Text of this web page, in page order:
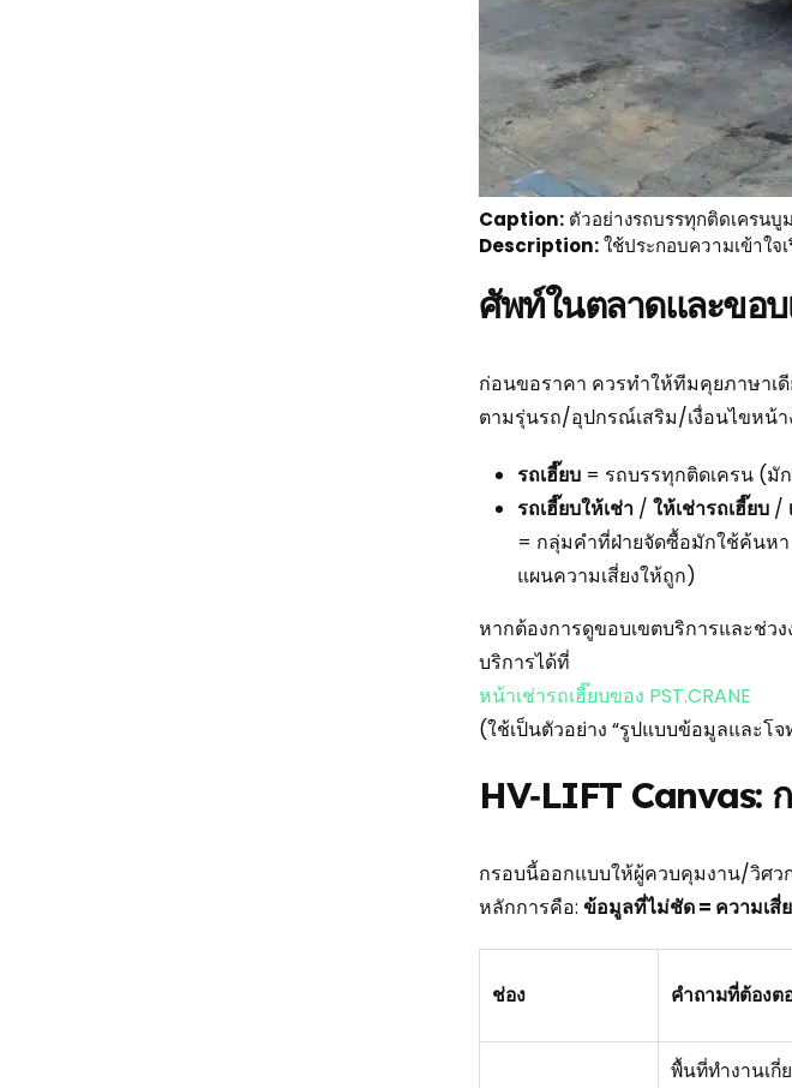
Caption: ตัวอย่างรถบรรทุกติดเครน
Description:ใช้ประกอบความเข้าใจ
ศัพท์ในตลาดและขอบ
ก่อนขอราคา ควรทำให้ทีมคุยภาษาเ
ตามรุ่นรถ/อุปกรณ์เสริม/เงื่อนไขหน้า
รถเฮี๊ยบ = รถบรรทุกติดเครน (มั
รถเฮี๊ยบให้เช่า / ให้เช่ารถเฮี๊ยบ /
= กลุ่มคำที่ฝ่ายจัดซื้อมักใช้ค้นหา
แผนความเสี่ยงให้ถูก)
หากต้องการดูขอบเขตบริการและช่วง
บริการได้ที่
หน้าเช่ารถเฮี๊ยบของ PST.CRANE
(ใช้เป็นตัวอย่าง “รูปแบบข้อมูลและโ
HV‑LIFT Canvas:
กรอบนี้ออกแบบให้ผู้ควบคุมงาน/วิศว
หลักการคือ: ข้อมูลที่ไม่ชัด = ความเสี่
ช่อง คำถามที่ต้องต
พื้นที่ทำงานเกี่